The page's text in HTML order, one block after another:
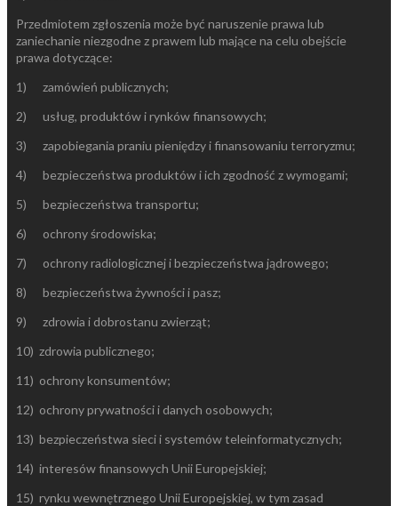
Przedmiotem zgłoszenia może być naruszenie prawa lub
zaniechanie niezgodne z prawem lub mające na celu obejście
prawa dotyczące:
1) zamówień publicznych;
2) usług, produktów i rynków finansowych;
3) zapobiegania praniu pieniędzy i finansowaniu terroryzmu;
4) bezpieczeństwa produktów i ich zgodność z wymogami;
5) bezpieczeństwa transportu;
6) ochrony środowiska;
7) ochrony radiologicznej i bezpieczeństwa jądrowego;
8) bezpieczeństwa żywności i pasz;
9) zdrowia i dobrostanu zwierząt;
10) zdrowia publicznego;
11) ochrony konsumentów;
12) ochrony prywatności i danych osobowych;
13) bezpieczeństwa sieci i systemów teleinformatycznych;
14) interesów finansowych Unii Europejskiej;
15) rynku wewnętrznego Unii Europejskiej, w tym zasad